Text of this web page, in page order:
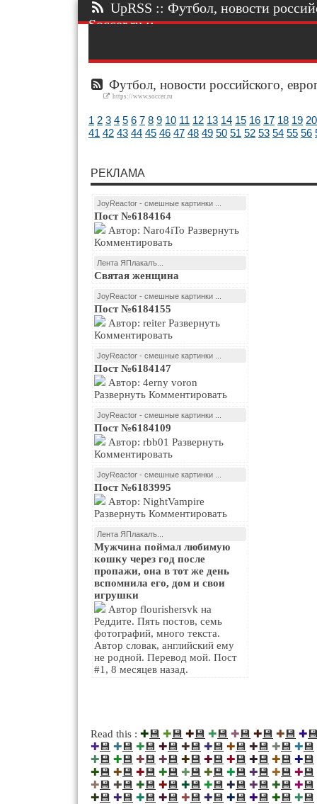
UpRSS :: Футбол, новости
Soccer.ru ::.
Футбол, новости российского,
https://www.soccer.ru
1 2 3 4 5 6 7 8 9 10 11 12 13 14 15 16 17 18 19 20
41 42 43 44 45 46 47 48 49 50 51 52 53 54 55 56
РЕКЛАМА
JoyReactor - смешные картинки ...
Пост №6184164
Комментировать
Лента ЯПлакалъ...
Святая женщина
JoyReactor - смешные картинки ...
Пост №6184155
Комментировать
JoyReactor - смешные картинки ...
Пост №6184147
Развернуть Комментировать
JoyReactor - смешные картинки ...
Пост №6184109
Комментировать
JoyReactor - смешные картинки ...
Пост №6183995
Развернуть Комментировать
Лента ЯПлакалъ...
Мужчина поймал любимую
кошку через год после
пропажи, она в тот же день
вспомнила его, дом и свои
игрушки
Реддите. Пять постов, семь
фотографий, много текста.
Автор словак, английский ему
не родной. Перевод мой. Пост
#1, 8 месяцев назад.
Read this : ✚💾 ✚💾 ✚💾 ✚💾 ✚💾 ✚💾 ✚💾 ✚
✚💾 ✚💾 ✚💾 ✚💾 ✚💾 ✚💾 ✚💾 ✚💾 ✚💾 ✚💾
✚💾 ✚💾 ✚💾 ✚💾 ✚💾 ✚💾 ✚💾 ✚💾 ✚💾 ✚💾
✚💾 ✚💾 ✚💾 ✚💾 ✚💾 ✚💾 ✚💾 ✚💾 ✚💾 ✚💾
✚💾 ✚💾 ✚💾 ✚💾 ✚💾 ✚💾 ✚💾 ✚💾 ✚💾 ✚💾
✚💾 ✚💾 ✚💾 ✚💾 ✚💾 ✚💾 ✚💾 ✚💾 ✚💾 ✚💾